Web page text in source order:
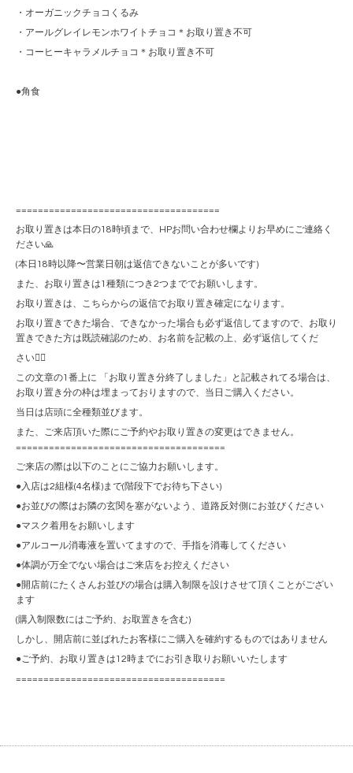
・オーガニックチョコくるみ
・アールグレイレモンホワイトチョコ＊お取り置き不可
・コーヒーキャラメルチョコ＊お取り置き不可
●角食
=====================================
お取り置きは本日の18時頃まで、HPお問い合わせ欄よりお早めにご連絡く
ださい🙏
(本日18時以降〜営業日朝は返信できないことが多いです)
また、お取り置きは1種類につき2つまででお願いします。
お取り置きは、こちらからの返信でお取り置き確定になります。
お取り置きできた場合、できなかった場合も必ず返信してますので、お取り
置きできた方は既読確認のため、お名前を記載の上、必ず返信してくだ
さい🙇‍♀️
この文章の1番上に 「お取り置き分終了しました」と記載されてる場合は、
お取り置き分の枠は埋まっておりますので、当日ご購入ください。
当日は店頭に全種類並びます。
また、ご来店頂いた際にご予約やお取り置きの変更はできません。
======================================
ご来店の際は以下のことにご協力お願いします。
●入店は2組様(4名様)まで(階段下でお待ち下さい)
●お並びの際はお隣の玄関を塞がないよう、道路反対側にお並びください
●マスク着用をお願いします
●アルコール消毒液を置いてますので、手指を消毒してください
●体調が万全でない場合はご来店をお控えください
●開店前にたくさんお並びの場合は購入制限を設けさせて頂くことがござい
ます
(購入制限数にはご予約、お取置きを含む)
しかし、開店前に並ばれたお客様にご購入を確約するものではありません
●ご予約、お取り置きは12時までにお引き取りお願いいたします
======================================